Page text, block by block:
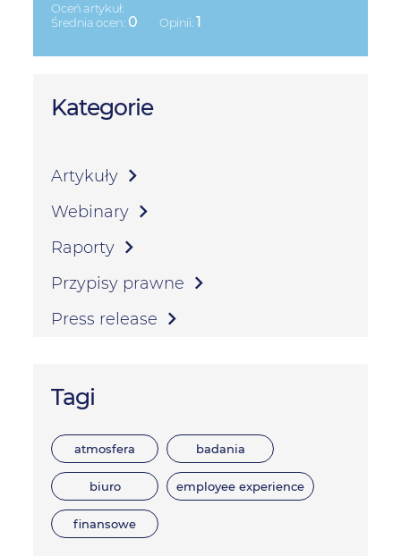
Kategorie
Artykuły
Webinary
Raporty
Przypisy prawne
Press release
Tagi
atmosfera badania
biuro employee experience
finansowe
Oceń artykuł:
Średnia ocen:0 Opinii:1